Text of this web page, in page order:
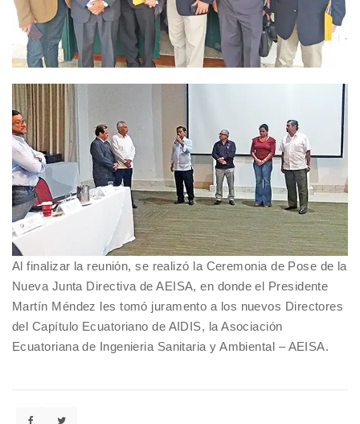
Al finalizar la reunión, se realizó la Ceremonia de Pose de la
Nueva Junta Directiva de AEISA, en donde el Presidente
Martín Méndez les tomó juramento a los nuevos Directores
del Capítulo Ecuatoriano de AIDIS, la Asociación
Ecuatoriana de Ingenieria Sanitaria y Ambiental – AEISA.